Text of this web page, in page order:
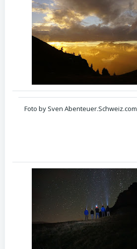
Foto by Sven Abenteuer.Schweiz.com